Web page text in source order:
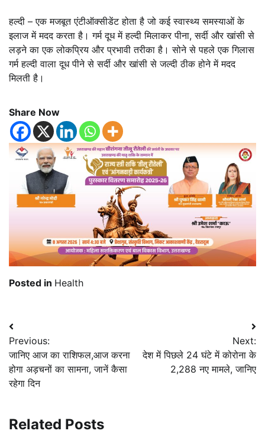
हल्दी – एक मजबूत एंटीऑक्सीडेंट होता है जो कई स्वास्थ्य समस्याओं के
इलाज में मदद करता है। गर्म दूध में हल्दी मिलाकर पीना, सर्दी और खांसी से
लड़ने का एक लोकप्रिय और प्रभावी तरीका है। सोने से पहले एक गिलास
गर्म हल्दी वाला दूध पीने से सर्दी और खांसी से जल्दी ठीक होने में मदद
मिलती है।
Share Now
Posted in Health
Post
navigation
Previous:
जानिए आज का राशिफल,आज करना
होगा अड़चनों का सामना, जानें कैसा
रहेगा द‍िन
Next:
देश में पिछले 24 घंटे में कोरोना के
2,288 नए मामले, जानिए
Related Posts